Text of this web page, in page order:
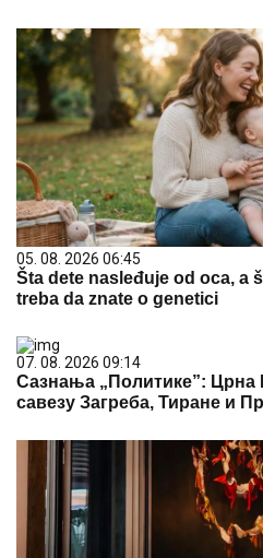
05. 08. 2026 06:45
Šta dete nasleđuje od oca, a
treba da znate o genetici
07. 08. 2026 09:14
Сазнања „Политике”: Црна
савезу Загреба, Тиране и